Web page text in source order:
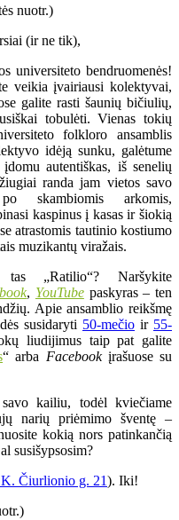
(ir ne tik),
universiteto bendruomenės!
veikia įvairiausi kolektyvai,
galite rasti šaunių bičiulių,
tobulėti. Vienas tokių
folkloro ansamblis
idėją sunku, galėtume
autentiškas, iš senelių
randa jam vietos savo
skambiomis arkomis,
kaspinus į kasas ir šiokią
atrastomis tautinio kostiumo
muzikantų viražais.
„Ratilio“? Naršykite
, YouTubepaskyras – ten
Apie ansamblio reikšmę
susidaryti 50-mečio ir 55-
liudijimus taip pat galite
“ arba Facebookįrašuose su
kailiu, todėl kviečiame
narių priėmimo šventę –
kokią nors patinkančią
susišypsosim?
Čiurlionio g. 21). Iki!